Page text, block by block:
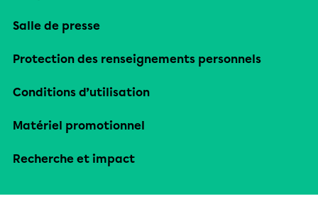
Salle de presse
Protection des renseignements personnels
Conditions d’utilisation
Matériel promotionnel
Recherche et impact